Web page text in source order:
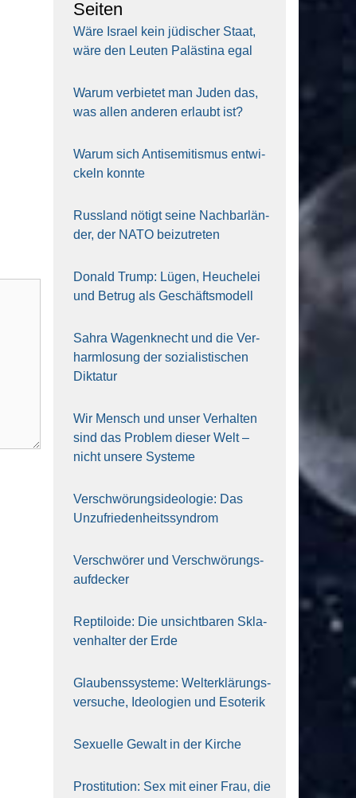
Sei­ten
Wäre Isra­el kein jüdi­scher Staat,
wäre den Leu­ten Paläs­ti­na egal
War­um ver­bie­tet man Juden das,
was allen ande­ren erlaubt ist?
War­um sich Anti­se­mi­tis­mus ent­wi­
ckeln konn­te
Russ­land nötigt sei­ne Nach­bar­län­
der, der NATO bei­zu­tre­ten
Donald Trump: Lügen, Heu­che­lei
und Betrug als Geschäfts­mo­dell
Sahra Wagen­knecht und die Ver­
harm­lo­sung der sozia­lis­ti­schen
Dik­ta­tur
Wir Mensch und unser Ver­hal­ten
sind das Pro­blem die­ser Welt –
nicht unse­re Sys‍te‍me
Ver­schwö­rungs­ideo­lo­gie: Das
Unzufrieden­heitssyndrom
Ver­schwö­rer und Verschwörungs­
aufdecker
Rep­ti­lo­ide: Die unsicht­ba­ren Skla­
ven­hal­ter der Erde
Glau­bens­sys­te­me: Welt­erklä­rungs­
ver­su­che, Ideo­lo­gien und Eso­te­rik
Sexu­el­le Gewalt in der Kir­che
Pro­sti­tu­ti­on: Sex mit einer Frau, die